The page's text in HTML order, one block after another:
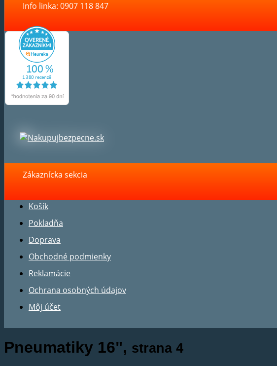
Info linka: 0907 118 847
Zákaznícka sekcia
Košík
Pokladňa
Doprava
Obchodné podmienky
Reklamácie
Ochrana osobných údajov
Môj účet
Pneumatiky 16", strana 4